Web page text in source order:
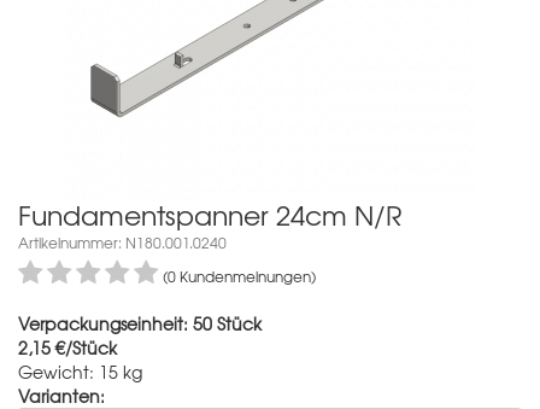
Fundamentspanner 24cm N/R
Artikelnummer: N180.001.0240
(0 Kundenmeinungen)
Verpackungseinheit: 50 Stück
2,15 €/Stück
Gewicht: 15 kg
Varianten: